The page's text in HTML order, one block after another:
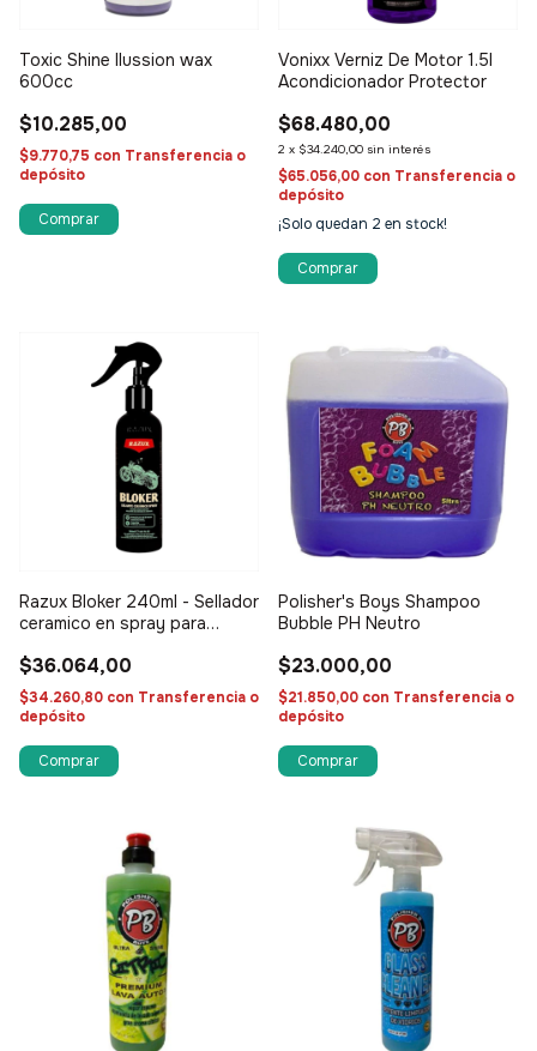
Toxic Shine Ilussion wax
600cc
$10.285,00
$9.770,75 con Transferencia o
depósito
Vonixx Verniz De Motor 1.5l
Acondicionador Protector
$68.480,00
2 x $34.240,00 sin interés
$65.056,00 con Transferencia o
depósito
¡Solo quedan 2 en stock!
Razux Bloker 240ml - Sellador
ceramico en spray para
$36.064,00
$34.260,80 con Transferencia o
depósito
Polisher's Boys Shampoo
Bubble PH Neutro
$23.000,00
$21.850,00 con Transferencia o
depósito